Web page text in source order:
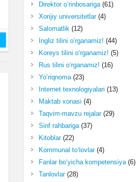
Direktor o‘rinbosariga(61)
Xorijiy universitetlar(4)
Salomatlik(12)
Ingliz tilini o‘rganamiz! (44)
Koreys tilini o‘rganamiz! (5)
Rus tilini o‘rganamiz! (16)
Yo‘riqnoma(23)
Internet texnologiyalari (13)
Maktab xonasi (4)
Taqvim-mavzu rejalar(29)
Sinf rahbariga(37)
Kitoblar(22)
Kommunal to‘lovlar(4)
Fanlar bo‘yicha kompetensiya(6)
Tanlovlar(28)